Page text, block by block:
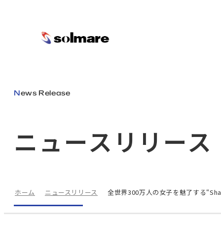
ニュースリリース
News Release
ホーム ニュースリリース 全世界300万人の女子を魅了する